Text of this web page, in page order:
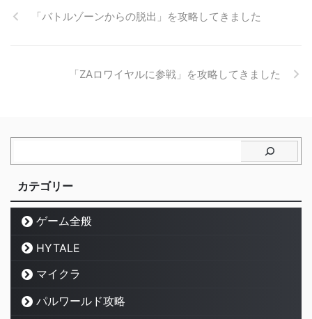
「バトルゾーンからの脱出」を攻略してきました
「ZAロワイヤルに参戦」を攻略してきました
カテゴリー
ゲーム全般
HYTALE
マイクラ
パルワールド攻略